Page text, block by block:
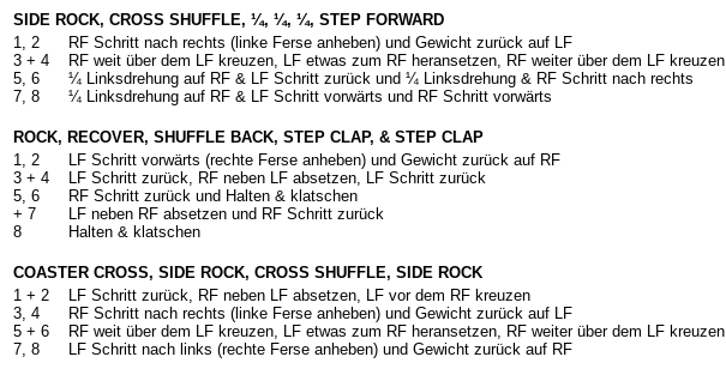
SIDE ROCK, CROSS SHUFFLE, ¼, ¼, ¼, STEP FORWARD
1, 2
3 + 4
5, 6
7, 8
RF Schritt nach rechts (linke Ferse anheben) und Gewicht zurück auf LF
RF weit über dem LF kreuzen, LF etwas zum RF heransetzen, RF weiter über dem LF kreuzen
¼ Linksdrehung auf RF & LF Schritt zurück und ¼ Linksdrehung & RF Schritt nach rechts
¼ Linksdrehung auf RF & LF Schritt vorwärts und RF Schritt vorwärts
ROCK, RECOVER, SHUFFLE BACK, STEP CLAP, & STEP CLAP
1, 2
3 + 4
5, 6
+ 7
8
LF Schritt vorwärts (rechte Ferse anheben) und Gewicht zurück auf RF
LF Schritt zurück, RF neben LF absetzen, LF Schritt zurück
RF Schritt zurück und Halten & klatschen
LF neben RF absetzen und RF Schritt zurück
Halten & klatschen
COASTER CROSS, SIDE ROCK, CROSS SHUFFLE, SIDE ROCK
1 + 2
3, 4
5 + 6
7, 8
LF Schritt zurück, RF neben LF absetzen, LF vor dem RF kreuzen
RF Schritt nach rechts (linke Ferse anheben) und Gewicht zurück auf LF
RF weit über dem LF kreuzen, LF etwas zum RF heransetzen, RF weiter über dem LF kreuzen
LF Schritt nach links (rechte Ferse anheben) und Gewicht zurück auf RF